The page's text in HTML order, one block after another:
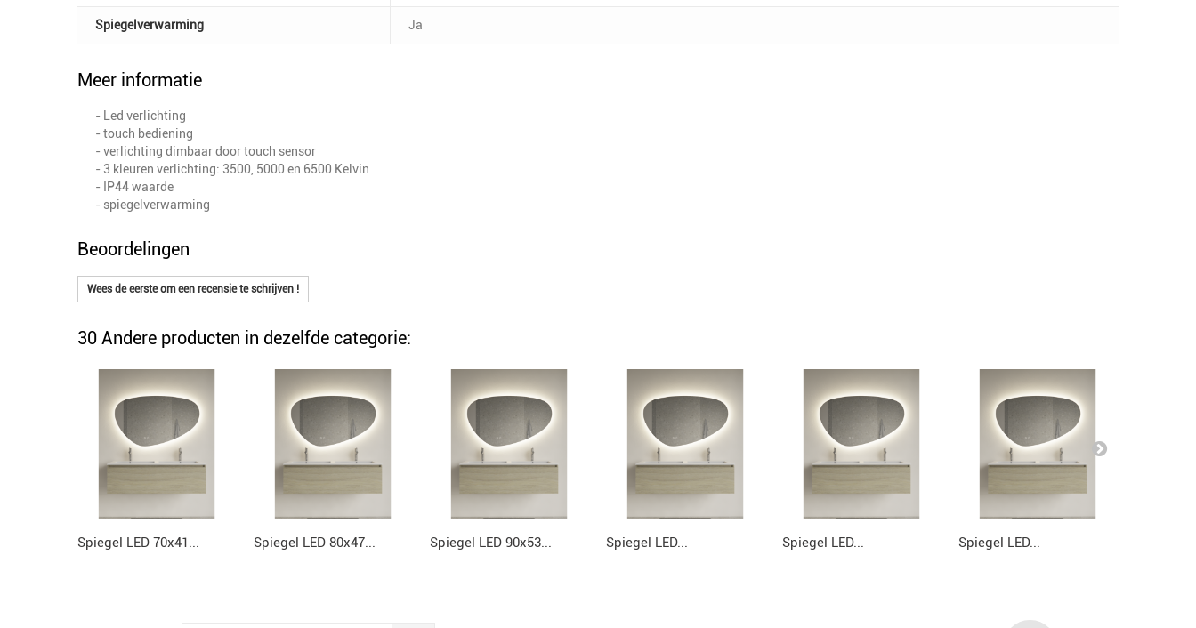
Spiegelverwarming Ja
Meer informatie
- Led verlichting
- touch bediening
- verlichting dimbaar door touch sensor
- 3 kleuren verlichting: 3500, 5000 en 6500 Kelvin
- IP44 waarde
- spiegelverwarming
Beoordelingen
Wees de eerste om een recensie te schrijven !
30 Andere producten in dezelfde categorie:
Spiegel LED 70x41... Spiegel LED 80x47... Spiegel LED 90x53... Spiegel LED... Spiegel LED... Spiegel LED...